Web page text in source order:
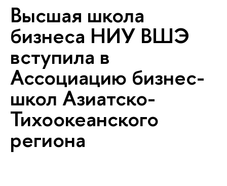
Высшая школа
бизнеса НИУ ВШЭ
вступила в
Ассоциацию бизнес-
школ Азиатско-
Тихоокеанского
региона